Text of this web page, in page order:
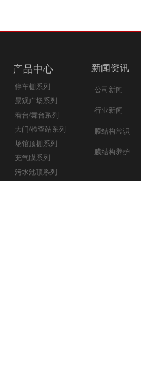
公司新闻
行业新闻
膜结构常识
膜结构养护
停车棚系列
景观广场系列
看台/舞台系列
大门/检查站系列
场馆顶棚系列
充气膜系列
污水池顶系列
产品中心 新闻资讯